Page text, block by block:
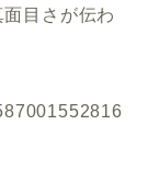
目さが伝わ